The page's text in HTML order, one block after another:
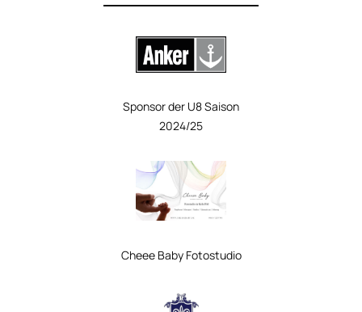
Sponsor der U8 Saison
2024/25
Cheee BabyFotostudio